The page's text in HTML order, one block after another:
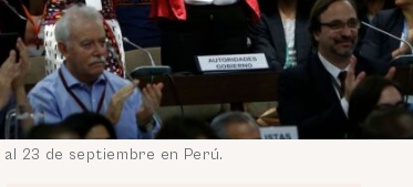
23 de septiembre en Perú.